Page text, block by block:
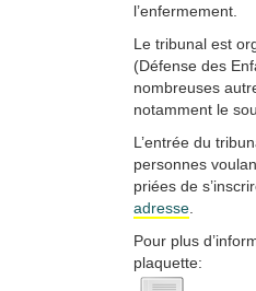
l’enfermement.
Le tribunal est
(Défense des
nombreuses
notamment le
L’entrée du
personnes
priées de
adresse
Pour plus
plaquette: